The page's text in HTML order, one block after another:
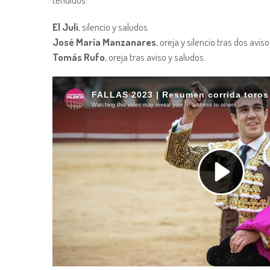
El Juli, silencio y saludos.
José María Manzanares, oreja y silencio tras dos
Tomás Rufo, oreja tras aviso y saludos.